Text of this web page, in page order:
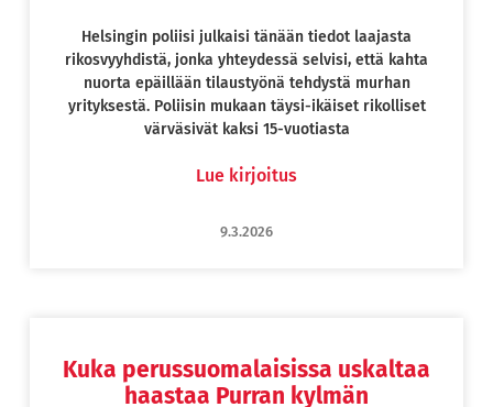
Helsingin poliisi julkaisi tänään tiedot laajasta
rikosvyyhdistä, jonka yhteydessä selvisi, että kahta
nuorta epäillään tilaustyönä tehdystä murhan
yrityksestä. Poliisin mukaan täysi-ikäiset rikolliset
värväsivät kaksi 15-vuotiasta
Lue kirjoitus
9.3.2026
Kuka perussuomalaisissa uskaltaa
haastaa Purran kylmän